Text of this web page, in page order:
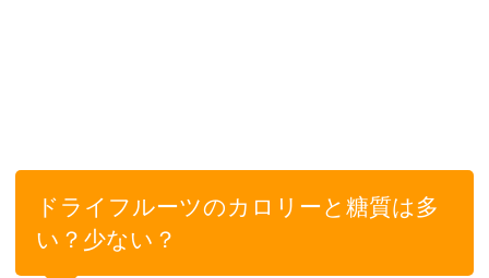
ドライフルーツのカロリーと糖質は多
い？少ない？